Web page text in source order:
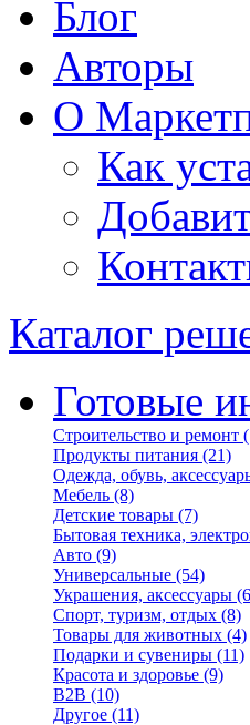
Блог
Авторы
О
Как
Каталог
Готовые
Строительство и ремонт
Продукты питания (21)
Одежда, обувь,
Мебель (8)
Детские товары (7)
Бытовая техника,
Авто (9)
Универсальные (54)
Украшения, аксессуары
Спорт, туризм, отдых (8)
Товары для животных (4)
Подарки и сувениры (11)
Красота и здоровье (9)
B2B (10)
Другое (11)